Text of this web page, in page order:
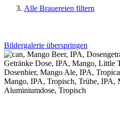
Alle Brauereien filtern
Bildergalerie überspringen